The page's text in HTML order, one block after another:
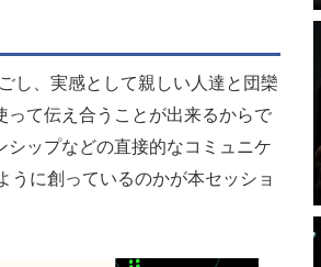
し、実感として親しい人達と団欒
て伝え合うことが出来るからで
ップなどの直接的なコミュニケ
うに創っているのかが本セッショ